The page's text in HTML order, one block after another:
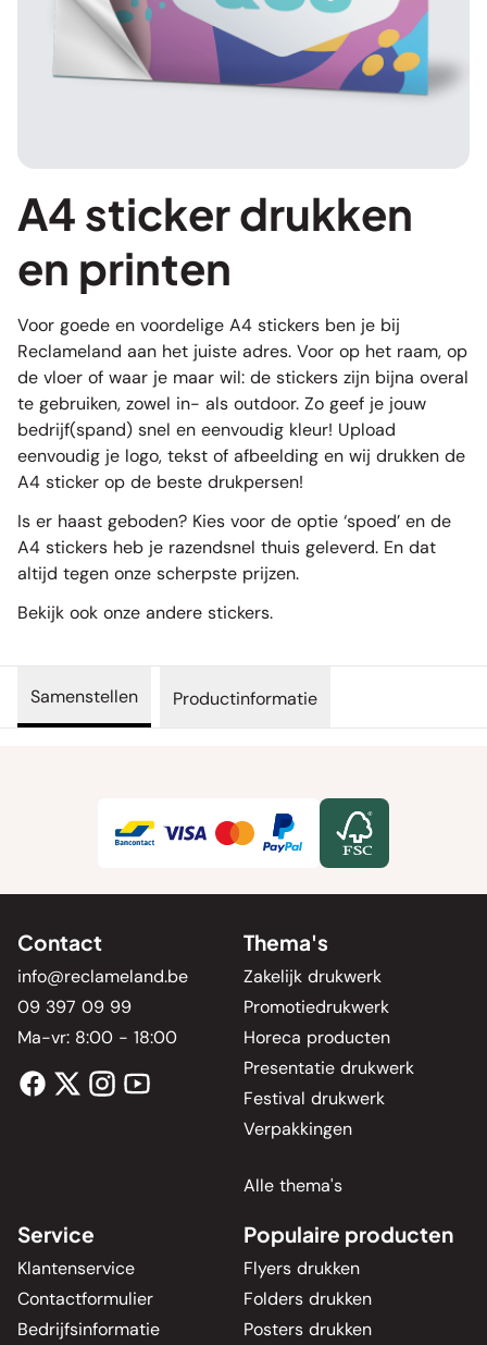
A4 sticker drukken
en printen
Voor goede en voordelige A4 stickers ben je bij
Reclameland aan het juiste adres. Voor op het raam, op
de vloer of waar je maar wil: de stickers zijn bijna overal
te gebruiken, zowel in- als outdoor. Zo geef je jouw
bedrijf(spand) snel en eenvoudig kleur! Upload
eenvoudig je logo, tekst of afbeelding en wij drukken de
A4 sticker op de beste drukpersen!
Is er haast geboden? Kies voor de optie ‘spoed’ en de
A4 stickers heb je razendsnel thuis geleverd. En dat
altijd tegen onze scherpste prijzen.
Bekijk ook onze andere stickers.
Samenstellen Productinformatie
Contact
info@reclameland.be
09 397 09 99
Ma-vr: 8:00 - 18:00
Thema's
Zakelijk drukwerk
Promotiedrukwerk
Horeca producten
Presentatie drukwerk
Festival drukwerk
Verpakkingen
Alle thema's
Service
Klantenservice
Contactformulier
Bedrijfsinformatie
Populaire producten
Flyers drukken
Folders drukken
Posters drukken